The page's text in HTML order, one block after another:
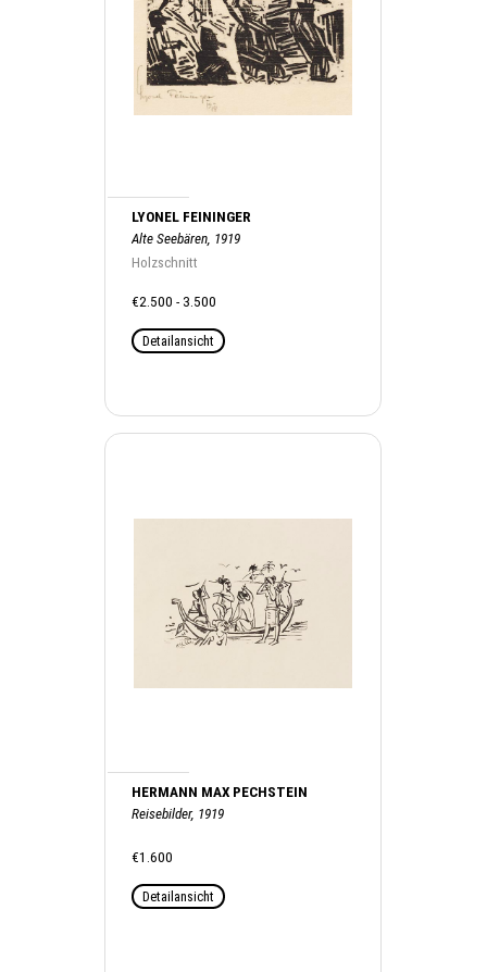
LYONEL FEININGER
Alte Seebären, 1919
Holzschnitt
€2.500 - 3.500
Detailansicht
HERMANN MAX PECHSTEIN
Reisebilder, 1919
€1.600
Detailansicht